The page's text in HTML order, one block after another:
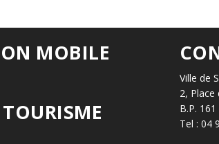
MOBILE
Ville de
2, Place
B.P.
Tel : 04